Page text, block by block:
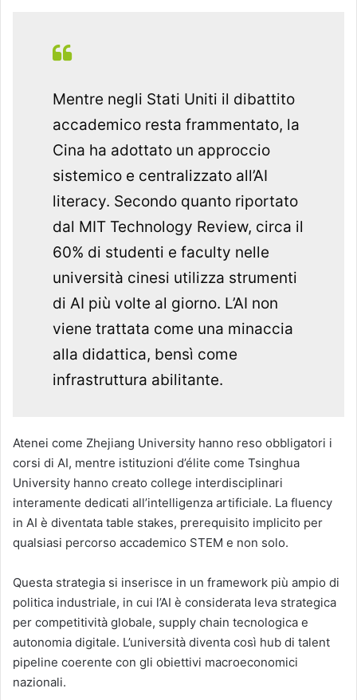
Mentre negli Stati Uniti il dibattito
accademico resta frammentato, la
Cina ha adottato un approccio
sistemico e centralizzato all’AI
literacy. Secondo quanto riportato
dal MIT Technology Review, circa il
60% di studenti e faculty nelle
università cinesi utilizza strumenti
di AI più volte al giorno. L’AI non
viene trattata come una minaccia
alla didattica, bensì come
infrastruttura abilitante.
Atenei come Zhejiang University hanno reso obbligatori i
corsi di AI, mentre istituzioni d’élite come Tsinghua
University hanno creato college interdisciplinari
interamente dedicati all’intelligenza artificiale. La fluency
in AI è diventata table stakes, prerequisito implicito per
qualsiasi percorso accademico STEM e non solo.
Questa strategia si inserisce in un framework più ampio di
politica industriale, in cui l’AI è considerata leva strategica
per competitività globale, supply chain tecnologica e
autonomia digitale. L’università diventa così hub di talent
pipeline coerente con gli obiettivi macroeconomici
nazionali.